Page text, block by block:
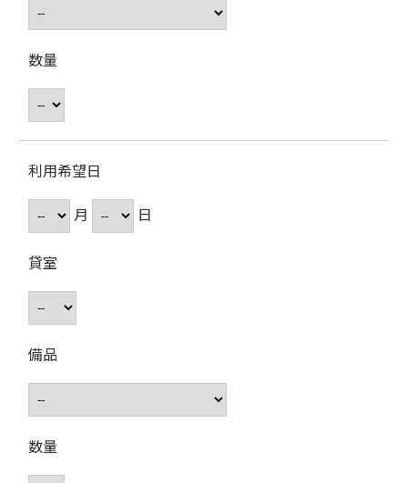
数量
利用希望日
月
日
貸室
備品
数量